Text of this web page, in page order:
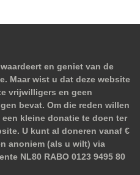
en geniet van de
Maar wist u dat deze website
vrijwilligers en geen
bevat. Om die reden willen
kleine donatie te doen ter
U kunt al doneren vanaf €
anoniem (als u wilt) via
NL80 RABO 0123 9495 80